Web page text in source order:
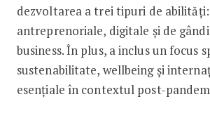
dezvoltarea a trei tipuri de abilități:
antreprenoriale, digitale și de
business. În plus, a inclus un focus
sustenabilitate, wellbeing și
esențiale în contextul post-